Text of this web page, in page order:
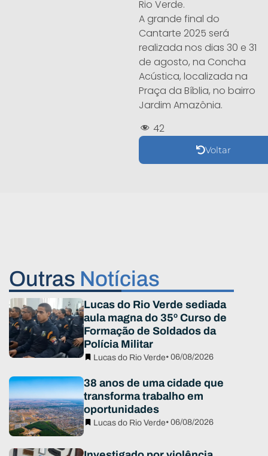
Rio Verde.
A grande final do
Cantarte 2025 será
realizada nos dias 30 e 31
de agosto, na Concha
Acústica, localizada na
Praça da Bíblia, no bairro
Jardim Amazônia.
42
Voltar
Outras Notícias
Lucas do Rio Verde sediada
aula magna do 35º Curso de
Formação de Soldados da
Polícia Militar
Lucas do Rio Verde• 06/08/2026
38 anos de uma cidade que
transforma trabalho em
oportunidades
Lucas do Rio Verde• 06/08/2026